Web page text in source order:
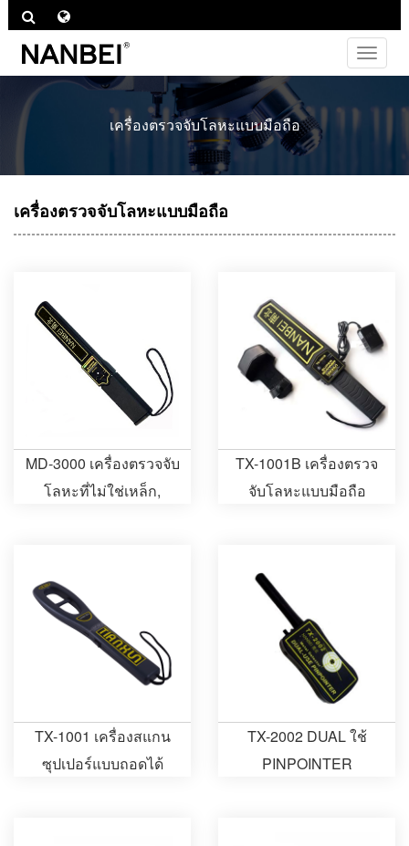
ไม่
ต้อง
ช่อง
เครื่องตรวจจับโลหะแบบมือถือ
เครื่องตรวจจับโลหะแบบมือถือ
MD-3000 เครื่องตรวจจับ
โลหะที่ไม่ใช่เหล็ก,
TX-1001B เครื่องตรวจ
จับโลหะแบบมือถือ
TX-1001 เครื่องสแกน
ซุปเปอร์แบบถอดได้
TX-2002 DUAL ใช้
PINPOINTER